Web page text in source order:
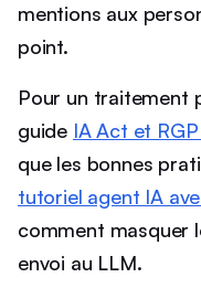
mentions aux
point.
Pour un traitement
guide IA Act et
que les bonnes
tutoriel agent IA
comment masquer
envoi au LLM.